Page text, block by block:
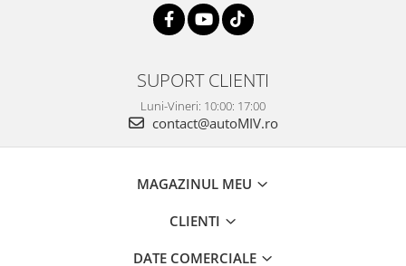
SUPORT CLIENTI
Luni-Vineri: 10:00: 17:00
contact@autoMIV.ro
MAGAZINUL MEU
CLIENTI
DATE COMERCIALE